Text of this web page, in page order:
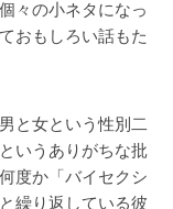
々の小ネタになっ
おもしろい話もた
と女という性別二
いうありがちな批
度か「バイセクシ
繰り返している彼